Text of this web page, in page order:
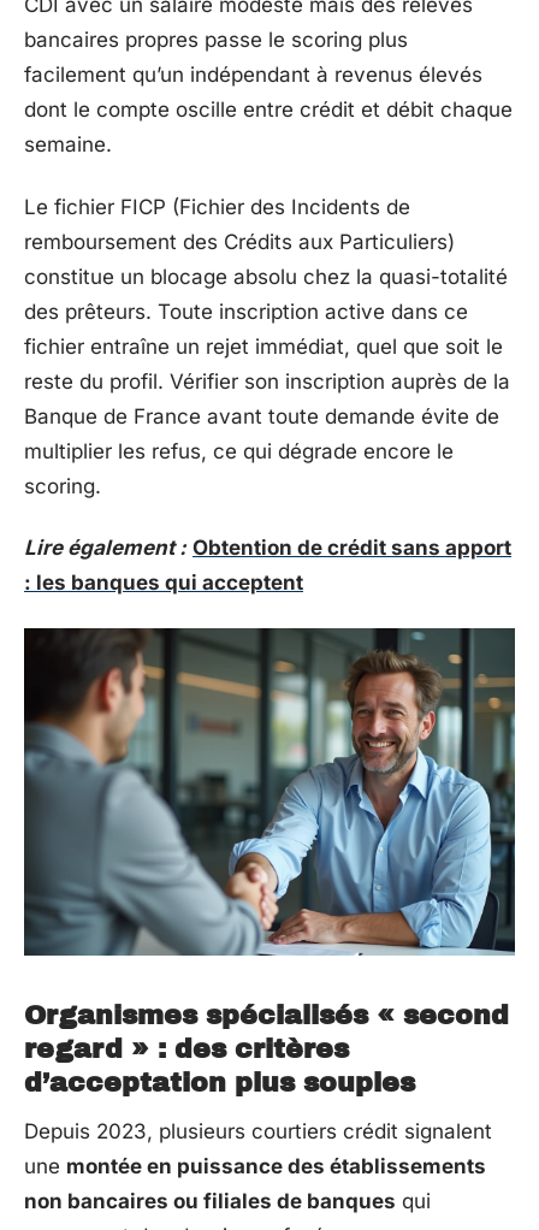
CDI avec un salaire modeste mais des relevés
bancaires propres passe le scoring plus
facilement qu’un indépendant à revenus élevés
dont le compte oscille entre crédit et débit chaque
semaine.
Le fichier FICP (Fichier des Incidents de
remboursement des Crédits aux Particuliers)
constitue un blocage absolu chez la quasi-totalité
des prêteurs. Toute inscription active dans ce
fichier entraîne un rejet immédiat, quel que soit le
reste du profil. Vérifier son inscription auprès de la
Banque de France avant toute demande évite de
multiplier les refus, ce qui dégrade encore le
scoring.
Lire également : Obtention de crédit sans apport
: les banques qui acceptent
Organismes spécialisés « second
regard » : des critères
d’acceptation plus souples
Depuis 2023, plusieurs courtiers crédit signalent
une montée en puissance des établissements
non bancaires ou filiales de banques qui